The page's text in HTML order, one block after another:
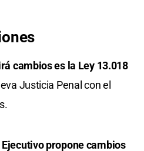
cambios es la Ley 13.018
Justicia Penal con el
propone cambios